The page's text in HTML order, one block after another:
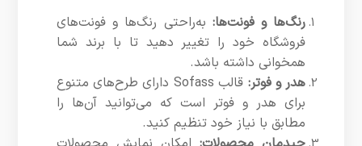
رنگ‌ها و فونت‌ها: به‌راحتی رنگ‌ها و فونت‌های
فروشگاه خود را تغییر دهید تا با برند شما
همخوانی داشته باشد.
هدر و فوتر:
قالب Sofass دارای طرح‌های متنوع
برای هدر و فوتر است که می‌توانید آن‌ها را
مطابق با نیاز خود تنظیم کنید.